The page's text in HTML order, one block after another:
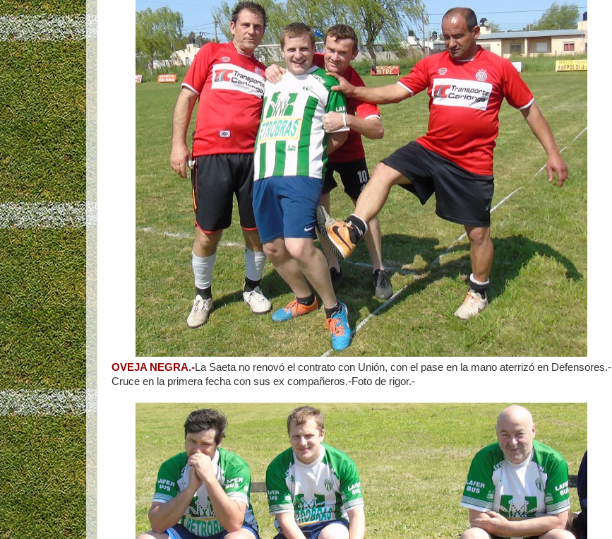
OVEJA NEGRA.-La Saeta no renovó el contrato con Unión, con el pase en la mano aterrizó en Defensores.-
Cruce en la primera fecha con sus ex compañeros.-Foto de rigor.-